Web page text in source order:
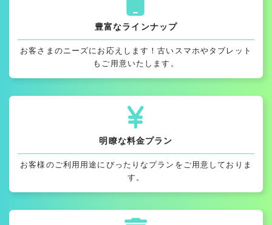
豊富なラインナップ
お客さまのニーズにお応えします！古いスマホやタブレット
もご用意いたします。
明瞭な料金プラン
お客様のご利用用途にぴったりなプランをご用意しておりま
す。